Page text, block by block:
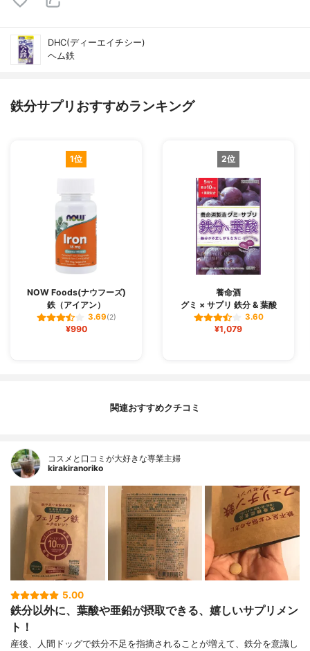
DHC(ディーエイチシー)
ヘム鉄
鉄分サプリおすすめランキング
1位
NOW Foods(ナウフーズ)
鉄（アイアン）
3.69(2)
¥990
2位
養命酒
グミ × サプリ 鉄分 & 葉酸
3.60
¥1,079
関連おすすめクチコミ
コスメと口コミが大好きな専業主婦
kirakiranoriko
5.00
鉄分以外に、葉酸や亜鉛が摂取できる、嬉しいサプリメン
ト！
産後、人間ドッグで鉄分不足を指摘されることが増えて、鉄分を意識し